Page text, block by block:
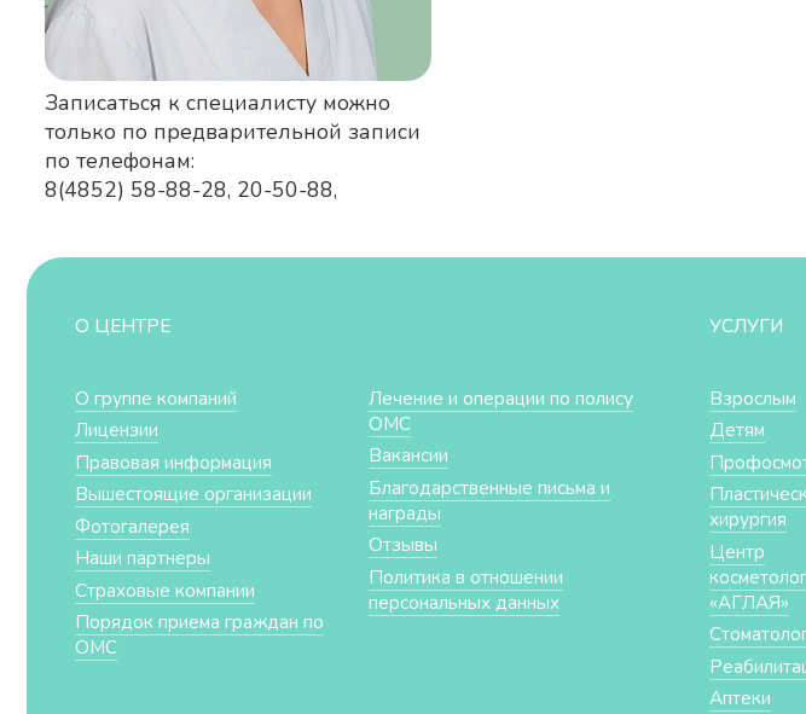
Записаться к специалисту можно
только по предварительной записи
по телефонам:
8(4852) 58-88-28, 20-50-88,
О ЦЕНТРЕ
О группе компаний
Лицензии
Правовая информация
Вышестоящие организации
Фотогалерея
Наши партнеры
Страховые компании
Порядок приема граждан по
ОМС
Лечение и операции по полису
ОМС
Вакансии
Благодарственные письма и
награды
Отзывы
Политика в отношении
персональных данных
УСЛУГИ
Взрослым
Детям
хирургия
Центр
«АГЛАЯ»
Аптеки